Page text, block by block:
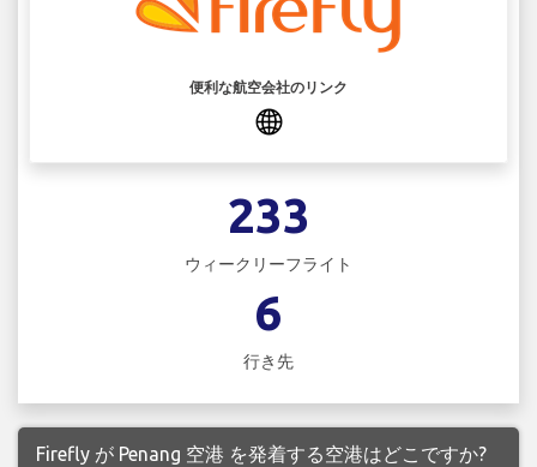
便利な航空会社のリンク
233
ウィークリーフライト
6
行き先
Firefly が Penang 空港 を発着する空港はどこですか?